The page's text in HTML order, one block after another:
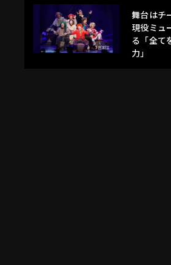
舞台は
現役ミュ
る「全て
力」